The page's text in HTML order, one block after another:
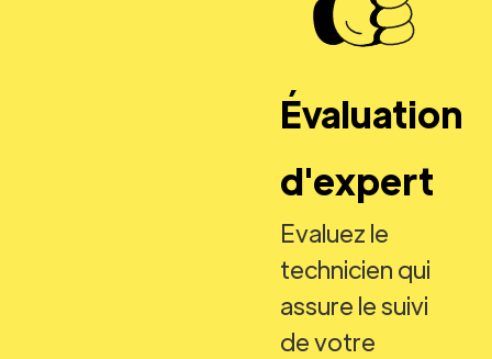
Évaluation
d'expert
Evaluez le
technicien qui
assure le suivi
de votre